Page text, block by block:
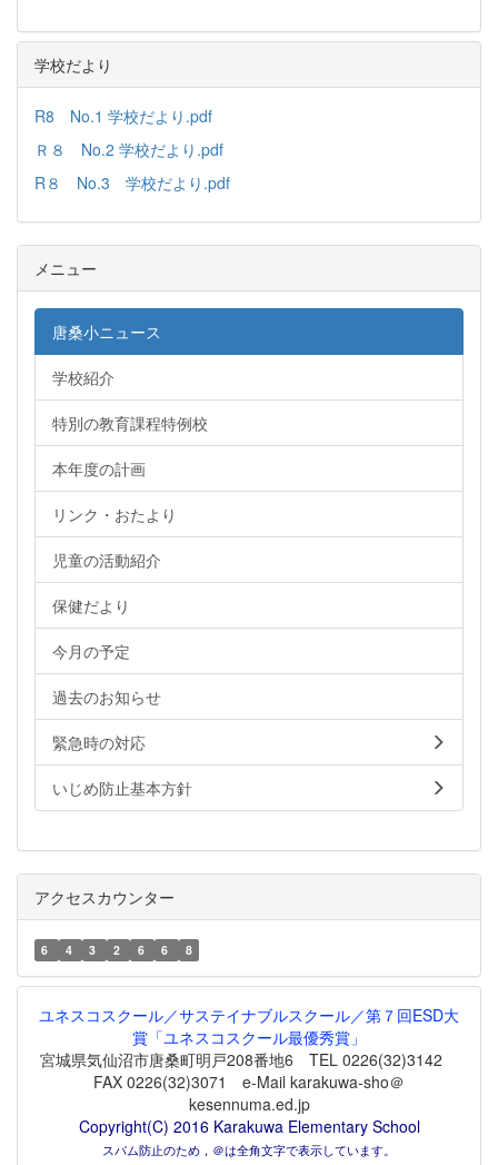
学校だより
R8 No.1 学校だより.pdf
Ｒ８ No.2 学校だより.pdf
R８ No.3 学校だより.pdf
メニュー
唐桑小ニュース
学校紹介
特別の教育課程特例校
本年度の計画
リンク・おたより
児童の活動紹介
保健だより
今月の予定
過去のお知らせ
緊急時の対応
いじめ防止基本方針
アクセスカウンター
6 4 3 2 6 6 8
ユネスコスクール／サステイナブルスクール／第７回ESD大
賞「ユネスコスクール最優秀賞」
宮城県気仙沼市唐桑町明戸208番地6 TEL 0226(32)3142
FAX 0226(32)3071 e-Mail karakuwa-sho＠
kesennuma.ed.jp
Copyright(C) 2016 Karakuwa Elementary School
スパム防止のため，＠は全角文字で表示しています。